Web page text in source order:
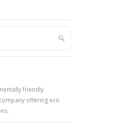
friendly
offering eco